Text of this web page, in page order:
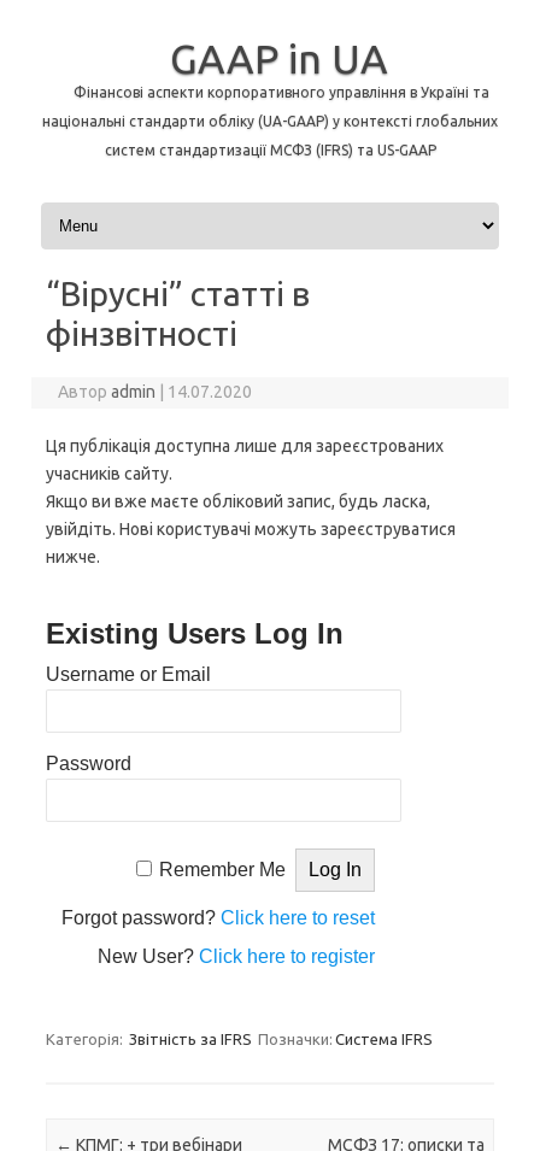
GAAP in UA
Фінансові аспекти корпоративного управління в Україні та
національні стандарти обліку (UA-GAAP) у контексті глобальних
систем стандартизації МСФЗ (IFRS) та US-GAAP
Перейти до контенту
“Вірусні” статті в
фінзвітності
Авторadmin 14.07.2020
Ця публікація доступна лише для зареєстрованих
учасників сайту.
Якщо ви вже маєте обліковий запис, будь ласка,
увійдіть. Нові користувачі можуть зареєструватися
нижче.
Existing Users Log In
Username or Email
Password
Remember Me
Forgot password?Click here to reset
New User?Click here to register
Категорія: Звітність за IFRS Позначки: Система IFRS
Навігація по запису
← КПМГ: + три вебінари
МСФЗ 17: описки та